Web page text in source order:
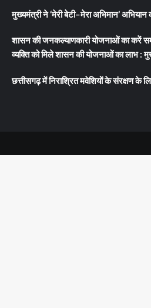
मुख्यमंत्री ने ‘मेरी बेटी–मेरा अभिमान’ अभियान
शासन की जनकल्याणकारी योजनाओं का करें
व्यक्ति को मिले शासन की योजनाओं का लाभ :
छत्तीसगढ़ में निराश्रित मवेशियों के संरक्षण के